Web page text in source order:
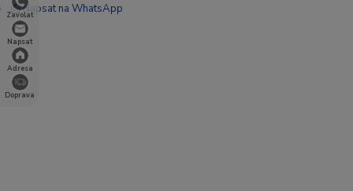
Zavolat
Napsat
Adresa
Doprava
📩 Napsat na WhatsApp